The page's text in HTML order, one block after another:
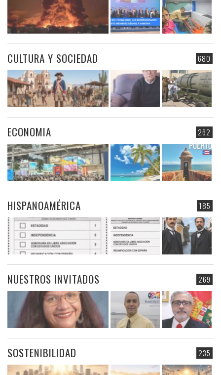
680
CULTURA Y SOCIEDAD
262
ECONOMIA
185
HISPANOAMÉRICA
269
NUESTROS INVITADOS
235
SOSTENIBILIDAD